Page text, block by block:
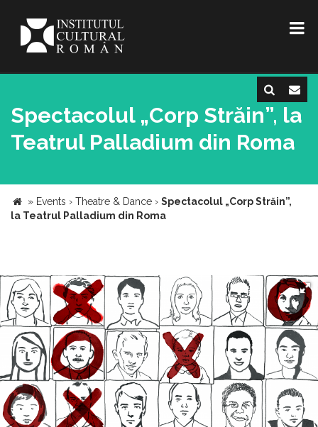
Spectacolul „Corp Străin”, la
Teatrul Palladium din Roma
» Events › Theatre & Dance › Spectacolul „Corp Străin”,
la Teatrul Palladium din Roma